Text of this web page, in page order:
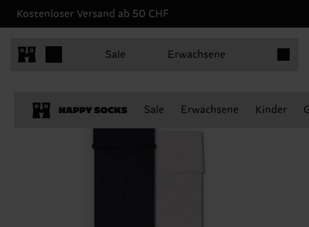
Kostenloser Versand ab 50 CHF
Sale Erwachsene
Sale Erwachsene Kinder